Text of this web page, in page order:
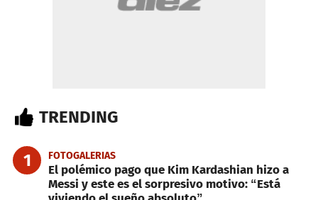
TRENDING
1 FOTOGALERIAS
El polémico pago que Kim Kardashian hizo a
Messi y este es el sorpresivo motivo: “Está